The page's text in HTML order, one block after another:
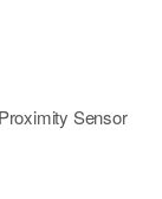
Sensor